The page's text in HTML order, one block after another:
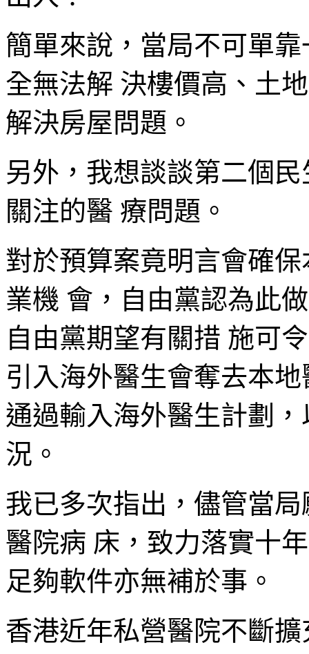
簡單來說，當局不可單
全無法解 決樓價高、土
解決房屋問題。
另外，我想談談第二個
關注的醫 療問題。
對於預算案竟明言會確
業機 會，自由黨認為此
自由黨期望有關措 施可
引入海外醫生會奪去本
通過輸入海外醫生計劃
況。
我已多次指出，儘管當
醫院病 床，致力落實十
足夠軟件亦無補於事。
香港近年私營醫院不斷